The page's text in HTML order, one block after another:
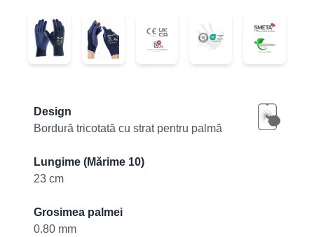
34-274 34-274 34-274 34-274
Product information
Design
Bordură tricotată cu strat pentru palmă
Lungime (Mărime 10)
23 cm
Grosimea palmei
0.80 mm